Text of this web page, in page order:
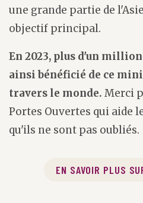
une grande partie de
objectif principal.
En 2023, plus d'un
ainsi bénéficié de ce
travers le monde. Merci
Portes Ouvertes qui aide
qu'ils ne sont pas oubliés.
EN SAVOIR PLUS